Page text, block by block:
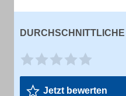
Jetzt bewerten